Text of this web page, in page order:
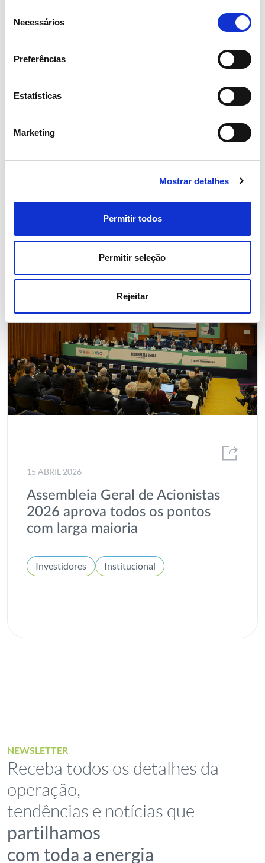
Necessários
Preferências
Estatísticas
Marketing
Mostrar detalhes
Permitir todos
Permitir seleção
Rejeitar
deputados da Assembleia da Republica.
Partilhar notícia
Notícias relacionadas
15 ABRIL 2026
Assembleia Geral de Acionistas
2026 aprova todos os pontos
com larga maioria
Investidores Institucional
NEWSLETTER
Receba todos os detalhes da
operação,
tendências e notícias que
partilhamos
com toda a energia